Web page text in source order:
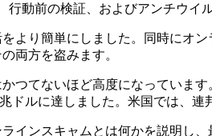
行動前の検証、およびアンチウイ
より簡単にしました。同時にオ
両方を盗みます。
つてないほど高度になっていま
ドルに達しました。米国では、連
インスキャムとは何かを説明し